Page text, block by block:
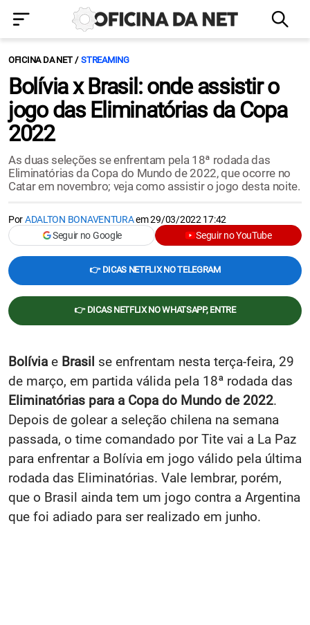
OFICINA DA NET STREAMING
Bolívia x Brasil: onde assistir o
jogo das Eliminatórias da Copa
2022
As duas seleções se enfrentam pela 18ª rodada das
Eliminatórias da Copa do Mundo de 2022, que ocorre no
Catar em novembro; veja como assistir o jogo desta noite.
PorADALTON BONAVENTURAem29/03/2022 17:42
Seguir no Google
Seguir no YouTube
👉 DICAS NETFLIX NO TELEGRAM
👉 DICAS NETFLIX NO WHATSAPP, ENTRE
Bolívia e Brasil se enfrentam nesta terça-feira, 29
de março, em partida válida pela 18ª rodada das
Eliminatórias para a Copa do Mundo de 2022.
Depois de golear a seleção chilena na semana
passada, o time comandado por Tite vai a La Paz
para enfrentar a Bolívia em jogo válido pela última
rodada das Eliminatórias. Vale lembrar, porém,
que o Brasil ainda tem um jogo contra a Argentina
que foi adiado para ser realizado em junho.